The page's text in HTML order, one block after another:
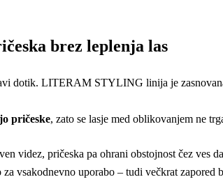
brez leplenja las
dotik. LITERAM STYLING linija je
pričeske, zato se lasje med oblikovanjem ne
videz, pričeska pa ohrani obstojnost čez ves
vsakodnevno uporabo – tudi večkrat zapored